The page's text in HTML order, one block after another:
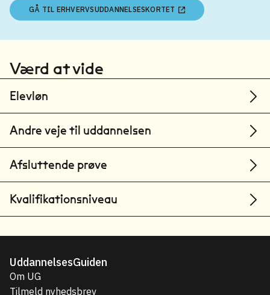
GÅ TIL ERHVERVSUDDANNELSESKORTET
Værd at vide
Elevløn
Andre veje til uddannelsen
Afsluttende prøve
Kvalifikationsniveau
UddannelsesGuiden
Om UG
Tilmeld nyhedsbrev